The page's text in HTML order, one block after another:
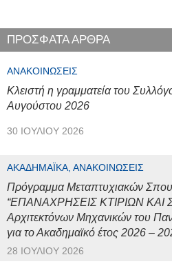
ΠΡΟΣΦΑΤΑ ΑΡΘΡΑ
ΑΝΑΚΟΙΝΏΣΕΙΣ
Κλειστή η γραμματεία του
Αυγούστου 2026
30 ΙΟΥΛΊΟΥ 2026
ΑΚΑΔΗΜΑΪΚΆ, ΑΝΑΚΟΙΝΏΣΕΙΣ
Πρόγραμμα Μεταπτυχιακών
“ΕΠΑΝΑΧΡΗΣΕΙΣ ΚΤΙΡΙΩΝ ΚΑΙ
Αρχιτεκτόνων Μηχανικών του
για το Ακαδημαϊκό έτος 2026 –
28 ΙΟΥΛΊΟΥ 2026